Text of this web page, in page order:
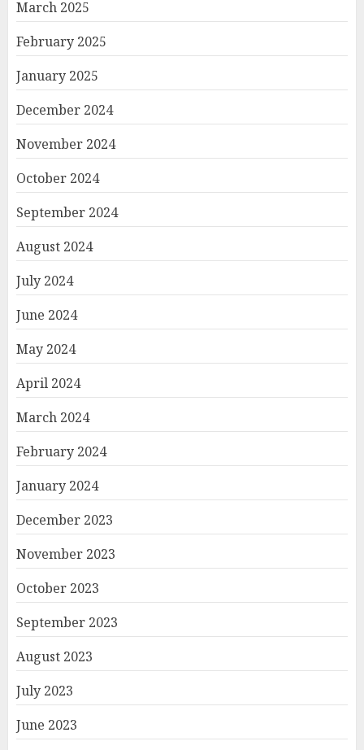
March 2025
February 2025
January 2025
December 2024
November 2024
October 2024
September 2024
August 2024
July 2024
June 2024
May 2024
April 2024
March 2024
February 2024
January 2024
December 2023
November 2023
October 2023
September 2023
August 2023
July 2023
June 2023